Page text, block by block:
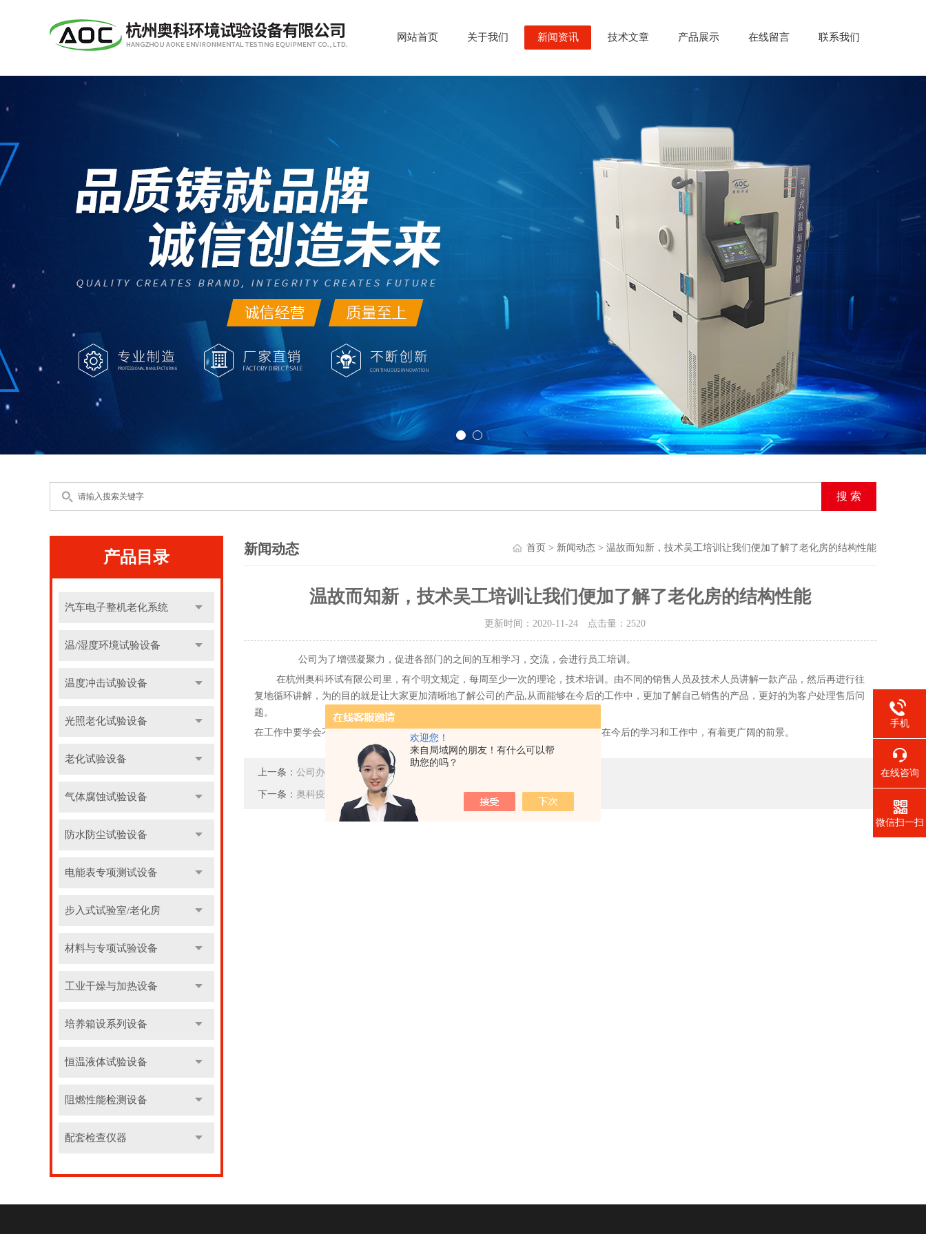
欢迎您！
来自局域网的朋友！有什么可以帮
助您的吗？
网站首页 关于我们 新闻资讯 技术文章 产品展示 在线留言 联系我们
产品目录
汽车电子整机老化系统
温/湿度环境试验设备
温度冲击试验设备
光照老化试验设备
老化试验设备
气体腐蚀试验设备
防水防尘试验设备
电能表专项测试设备
步入式试验室/老化房
材料与专项试验设备
工业干燥与加热设备
培养箱设系列设备
恒温液体试验设备
阻燃性能检测设备
配套检查仪器
新闻动态 首页 > 新闻动态 > 温故而知新，技术吴工培训让我们便加了解了老化房的结构性能
温故而知新，技术吴工培训让我们便加了解了老化房的结构性能
更新时间：2020-11-24 点击量： 2520
公司为了增强凝聚力，促进各部门的之间的互相学习，交流，会进行员工培训。
在杭州奥科环试有限公司里，有个明文规定，每周至少一次的理论，技术培训。由不同的销售人员及技术人员讲解一款产品，然后再进行往
复地循环讲解，为的目的就是让大家更加清晰地了解公司的产品,从而能够在今后的工作中，更加了解自己销售的产品，更好的为客户处理售后问
题。
在工作中要学会不断地加强学习和分享，这样才能促进自己能力的快速提升，从而在今后的学习和工作中，有着更广阔的前景。
上一条： 公司办公室大扫除通知
下一条： 奥科疫情常态化防控
手机
在线咨询
微信扫一扫